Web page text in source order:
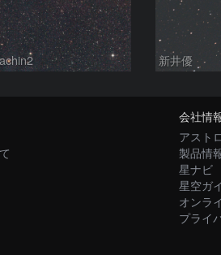
新井優
会社情
アスト
製品情
星ナビ
星空ガ
オンラ
プライ